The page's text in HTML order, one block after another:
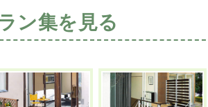
ン集を見る